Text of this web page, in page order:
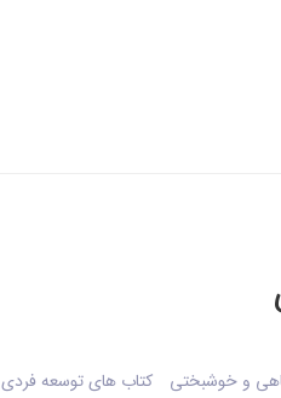
و خوشبختی کتاب های توسعه فردی